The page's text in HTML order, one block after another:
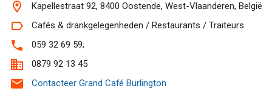
Kapellestraat 92, 8400 Oostende, West-Vlaanderen, België
Cafés & drankgelegenheden / Restaurants / Traiteurs
059 32 69 59;
0879 92 13 45
Contacteer Grand Café Burlington